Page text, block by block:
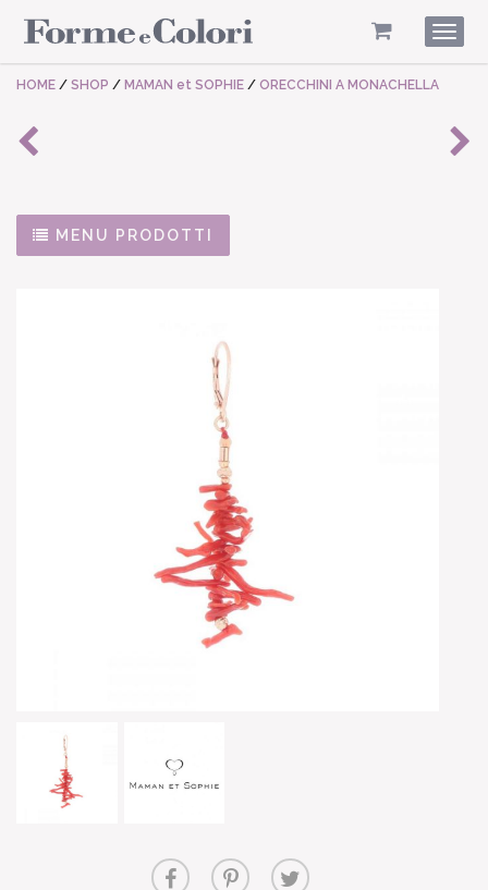
HOME / SHOP / MAMAN et SOPHIE / ORECCHINI A MONACHELLA
MENU PRODOTTI